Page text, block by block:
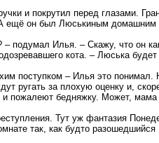
и покрутил перед глазами.
ещё он был Люськиным домашним
– подумал Илья. – Скажу, что он
кота. – Люська
поступком – Илья это
ругать за плохую оценку и,
пожалеют бедняжку. Может,
Тут уж фантазия
так, как будто